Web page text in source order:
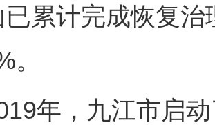
累计完成恢复
，九江市启动